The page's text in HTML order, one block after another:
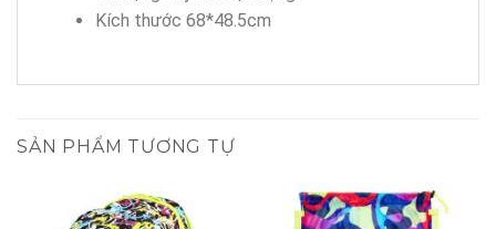
Kích thước 68*48.5cm
SẢN PHẨM TƯƠNG TỰ